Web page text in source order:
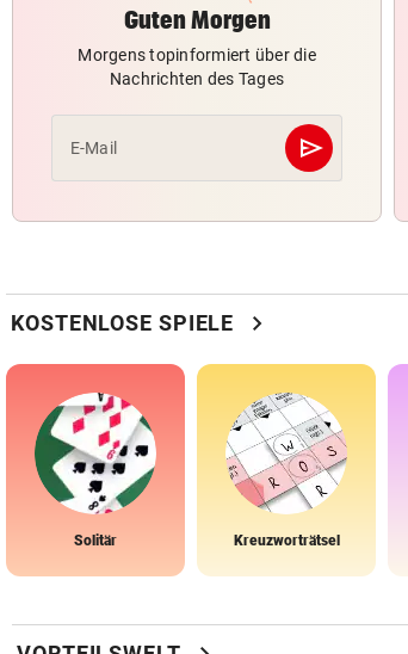
Guten Morgen
Morgens topinformiert über die
Nachrichten des Tages
E-Mail send
Abschicken
KOSTENLOSE SPIELE chevron_right
Solitär Kreuzworträtsel